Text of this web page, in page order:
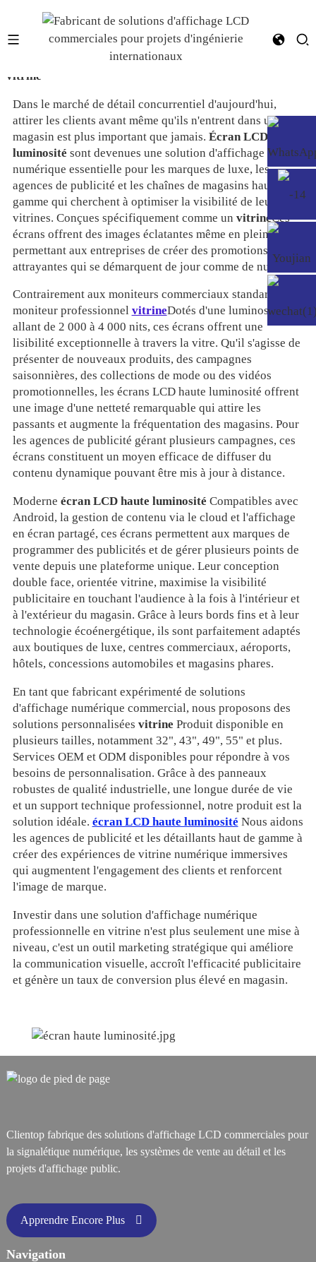
Écran LCD haute luminosité pour solution d'affichage en
vitrine
Dans le marché de détail concurrentiel d'aujourd'hui,
attirer les clients avant même qu'ils n'entrent dans un
magasin est plus important que jamais. Écran LCD haute
luminosité sont devenues une solution d'affichage
numérique essentielle pour les marques de luxe, les
agences de publicité et les chaînes de magasins haut de
gamme qui cherchent à optimiser la visibilité de leurs
vitrines. Conçues spécifiquement comme un vitrineCes
écrans offrent des images éclatantes même en plein soleil,
permettant aux entreprises de créer des promotions
attrayantes qui se démarquent de jour comme de nuit.
Contrairement aux moniteurs commerciaux standard, un
moniteur professionnel vitrineDotés d'une luminosité
allant de 2 000 à 4 000 nits, ces écrans offrent une
lisibilité exceptionnelle à travers la vitre. Qu'il s'agisse de
présenter de nouveaux produits, des campagnes
saisonnières, des collections de mode ou des vidéos
promotionnelles, les écrans LCD haute luminosité offrent
une image d'une netteté remarquable qui attire les
passants et augmente la fréquentation des magasins. Pour
les agences de publicité gérant plusieurs campagnes, ces
écrans constituent un moyen efficace de diffuser du
contenu dynamique pouvant être mis à jour à distance.
Moderne écran LCD haute luminosité Compatibles avec
Android, la gestion de contenu via le cloud et l'affichage
en écran partagé, ces écrans permettent aux marques de
programmer des publicités et de gérer plusieurs points de
vente depuis une plateforme unique. Leur conception
double face, orientée vitrine, maximise la visibilité
publicitaire en touchant l'audience à la fois à l'intérieur et
à l'extérieur du magasin. Grâce à leurs bords fins et à leur
technologie écoénergétique, ils sont parfaitement adaptés
aux boutiques de luxe, centres commerciaux, aéroports,
hôtels, concessions automobiles et magasins phares.
En tant que fabricant expérimenté de solutions
d'affichage numérique commercial, nous proposons des
solutions personnalisées vitrine Produit disponible en
plusieurs tailles, notamment 32", 43", 49", 55" et plus.
Services OEM et ODM disponibles pour répondre à vos
besoins de personnalisation. Grâce à des panneaux
robustes de qualité industrielle, une longue durée de vie
et un support technique professionnel, notre produit est la
solution idéale. écran LCD haute luminosité Nous aidons
les agences de publicité et les détaillants haut de gamme à
créer des expériences de vitrine numérique immersives
qui augmentent l'engagement des clients et renforcent
l'image de marque.
Investir dans une solution d'affichage numérique
professionnelle en vitrine n'est plus seulement une mise à
niveau, c'est un outil marketing stratégique qui améliore
la communication visuelle, accroît l'efficacité publicitaire
et génère un taux de conversion plus élevé en magasin.
Clientop fabrique des solutions d'affichage LCD commerciales pour
la signalétique numérique, les systèmes de vente au détail et les
projets d'affichage public.
Apprendre Encore Plus
Navigation